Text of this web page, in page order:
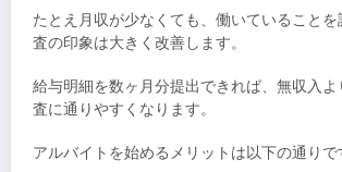
たとえ月収が少なくても、働いていること
査の印象は大きく改善します。
給与明細を数ヶ月分提出できれば、無収入
査に通りやすくなります。
アルバイトを始めるメリットは以下の通りで